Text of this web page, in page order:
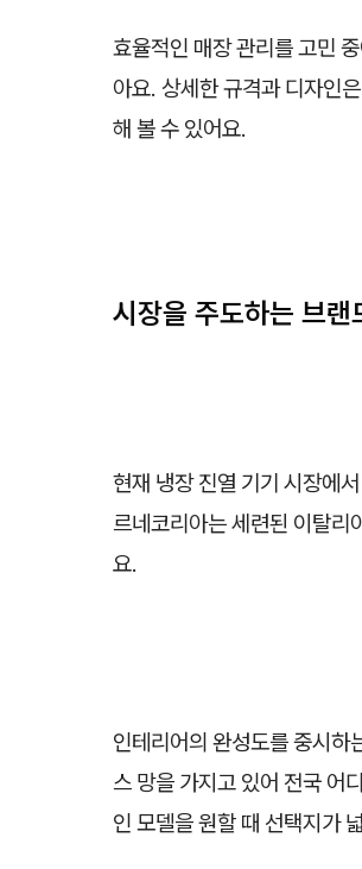
효율적인 매장 관리를 고민
아요. 상세한 규격과 디자인은
해 볼 수 있어요.
시장을 주도하는 브랜
현재 냉장 진열 기기 시장에
르네코리아는 세련된 이탈리
요.
인테리어의 완성도를 중시하
스 망을 가지고 있어 전국 어
인 모델을 원할 때 선택지가